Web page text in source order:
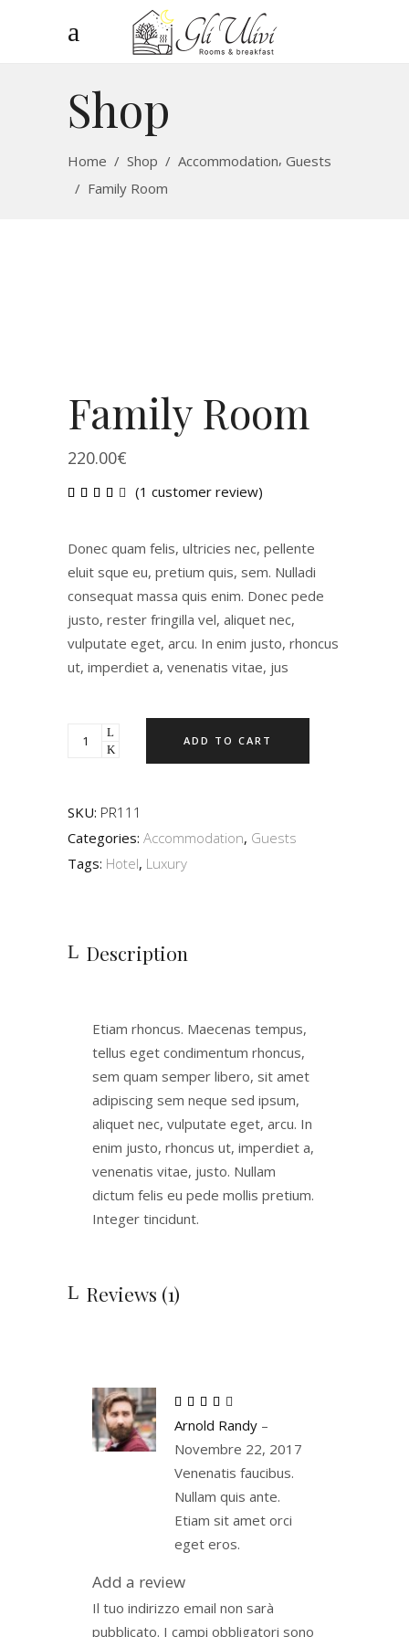
Shop
Home / Shop / Accommodation, Guests
/ Family Room
Family Room
220.00€
Rated
based
on
1
customer
rating
(1 customer review)
Donec quam felis, ultricies nec, pellente
eluit sque eu, pretium quis, sem. Nulladi
consequat massa quis enim. Donec pede
justo, rester fringilla vel, aliquet nec,
vulputate eget, arcu. In enim justo, rhoncus
ut, imperdiet a, venenatis vitae, jus
ADD TO CART
SKU: PR111
Categories: Accommodation, Guests
Tags: Hotel, Luxury
Description
Etiam rhoncus. Maecenas tempus,
tellus eget condimentum rhoncus,
sem quam semper libero, sit amet
adipiscing sem neque sed ipsum,
aliquet nec, vulputate eget, arcu. In
enim justo, rhoncus ut, imperdiet a,
venenatis vitae, justo. Nullam
dictum felis eu pede mollis pretium.
Integer tincidunt.
Reviews (1)
out
of 5
Arnold Randy –
Novembre 22, 2017
Venenatis faucibus.
Nullam quis ante.
Etiam sit amet orci
eget eros.
Add a review
Il tuo indirizzo email non sarà
pubblicato. I campi obbligatori sono